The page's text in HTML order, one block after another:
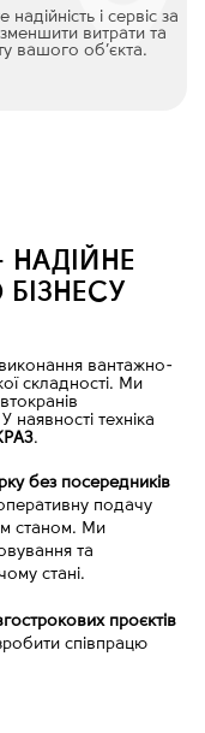
і сервіс за
витрати та
вашого об’єкта.
НАДІЙНЕ
виконання вантажно-
складності. Ми
наявності техніка
.
без посередників
подачу
станом. Ми
та
стані.
проєктів
співпрацю